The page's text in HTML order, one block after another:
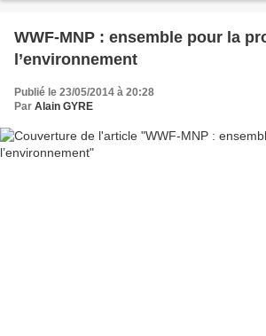
WWF-MNP : ensemble pour la
l’environnement
Publié le 23/05/2014 à 20:28
Par Alain GYRE